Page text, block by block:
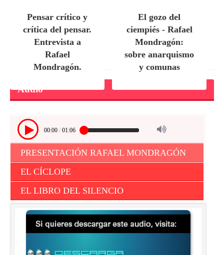
Pensar crítico y
crítica del pensar.
Entrevista a
Rafael
Mondragón.
El gozo del
ciempiés - Rafael
Mondragón:
sobre anarquismo
y comunas
Audio
00:00 / 01:06
PRESENTACIÓN RAFAEL MONDRAGÓN
EL CÍCLOPE
EL LIBRO DEL SILENCIO